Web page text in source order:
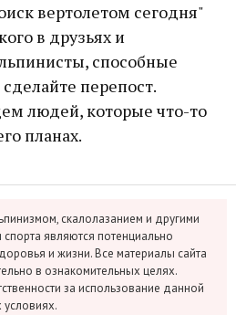
вертолетом сегодня"
в друзьях и
способные
перепост.
людей, которые что-то
планах.
скалолазанием и другими
являются потенциально
и жизни. Все материалы сайта
в ознакомительных целях.
за использование данной